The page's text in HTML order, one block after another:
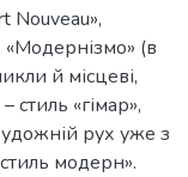
Nouveau»,
«Модернізмо» (в
й місцеві,
стиль «гімар»,
рух уже з
модерн».